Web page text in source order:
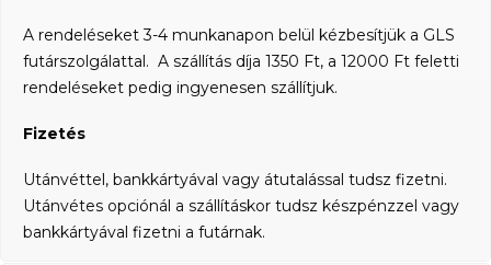
A rendeléseket 3-4 munkanapon belül kézbesítjük a GLS
futárszolgálattal. A szállítás díja 1350 Ft, a 12000 Ft feletti
rendeléseket pedig ingyenesen szállítjuk.
Fizetés
Utánvéttel, bankkártyával vagy átutalással tudsz fizetni.
Utánvétes opciónál a szállításkor tudsz készpénzzel vagy
bankkártyával fizetni a futárnak.